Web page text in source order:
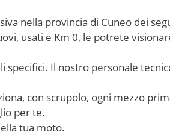
nella provincia di Cuneo dei
usati e Km 0, le potrete
Il nostro personale
con scrupolo, ogni mezzo
per te.
tua moto.